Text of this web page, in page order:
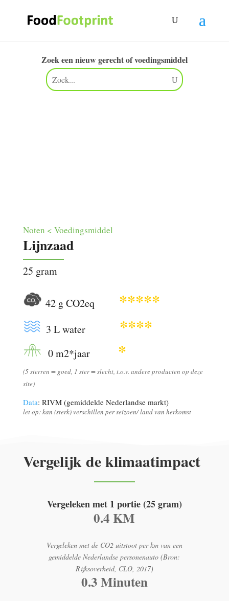
Zoek een nieuw gerecht of voedingsmiddel
Noten < Voedingsmiddel
Lijnzaad
25 gram
42 g CO2eq *****
3 L water ****
0 m2*jaar *
(5 sterren = goed, 1 ster = slecht, t.o.v. andere producten op deze
site)
Data: RIVM (gemiddelde Nederlandse markt)
let op: kan (sterk) verschillen per seizoen/ land van herkomst
Vergelijk de klimaatimpact
Vergeleken met 1 portie (25 gram)
0.4 KM
Vergeleken met de CO2 uitstoot per km van een
gemiddelde Nederlandse personenauto (Bron:
Rijksoverheid, CLO, 2017)
0.3 Minuten